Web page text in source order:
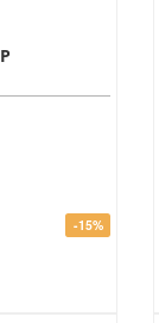
-15%